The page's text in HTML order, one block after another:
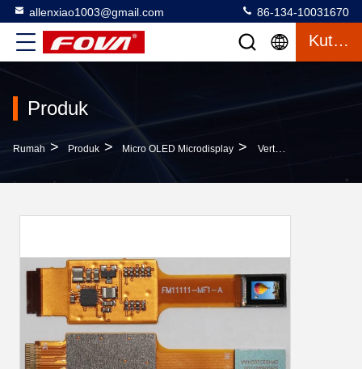
allenxiao1003@gmail.com 86-134-10031670
Kutipan
Produk
Rumah > Produk > Micro OLED Microdisplay > Vertikal RGB Strips Color Pixel Arrangement Ponsel OLED Screen Dengan Resolusi 640×400 Dan Resolusi Tampilan